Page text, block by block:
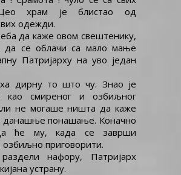
храм је блистао од
одежди.
да каже овом свештенику,
да се облачи са мало мање
Патријарху на уво један
дирну то што чу. Знао је
као смиреног и озбиљног
не могаше ништа да каже
данашње понашање. Коначно
ће му, када се заврши
озбиљно приговорити.
нафору, Патријарх
устрану.